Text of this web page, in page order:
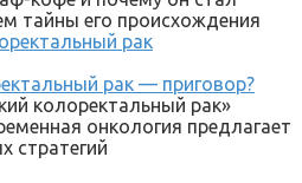
тайны его происхождения
рак — приговор?
колоректальный рак»
онкология предлагает
стратегий